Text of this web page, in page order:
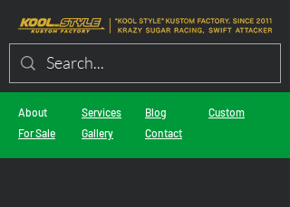
About
For Sale
Services
Gallery
Blog
Contact
Custom